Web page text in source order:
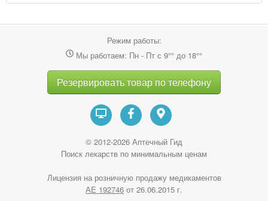
Режим работы:
Мы работаем: Пн - Пт с 9°° до 18°°
Резервировать товар по телефону
© 2012-2026 Аптечный Гид
Поиск лекарств по минимальным ценам
Лицензия на розничную продажу медикаментов
АE 192746 от 26.06.2015 г.